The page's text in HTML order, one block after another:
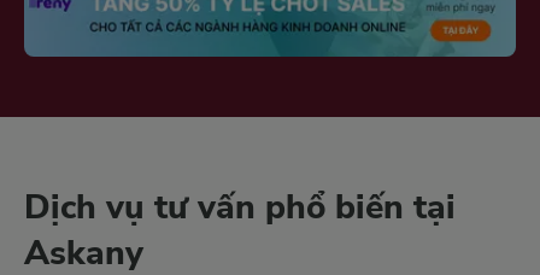
Dịch vụ tư vấn phổ biến tại
Askany